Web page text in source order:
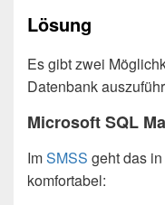
Lösung
Es gibt zwei
Datenbank
Microsoft SQL
ImSMSS geht das
komfortabel: